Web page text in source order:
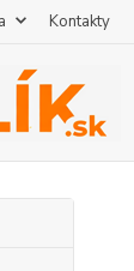
Kontakty